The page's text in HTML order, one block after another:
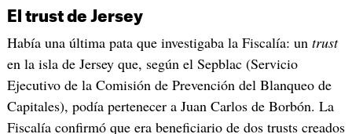
El trust de Jersey
Había una última pata que investigaba la Fiscalía: un trust
en la isla de Jersey que, según el Sepblac (Servicio
Ejecutivo de la Comisión de Prevención del Blanqueo de
Capitales), podía pertenecer a Juan Carlos de Borbón. La
Fiscalía confirmó que era beneficiario de dos trusts creados